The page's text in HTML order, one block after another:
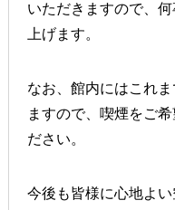
いただきますので、
上げます。
なお、館内にはこれま
ますので、喫煙をご
ださい。
今後も皆様に心地よ